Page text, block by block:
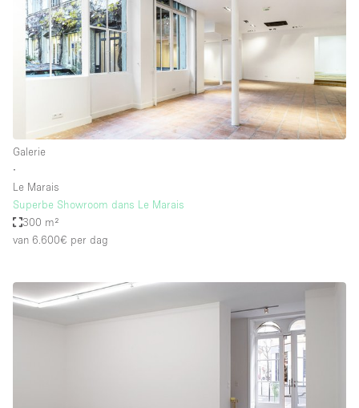
Galerie
∙
Le Marais
Superbe Showroom dans Le Marais
300 m²
van 6.600€ per dag